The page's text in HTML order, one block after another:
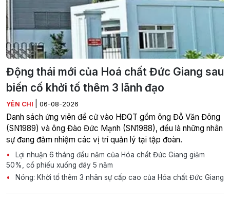
Động thái mới của Hoá chất Đức Giang sau
biến cố khởi tố thêm 3 lãnh đạo
YÊN CHI 06-08-2026
Danh sách ứng viên đề cử vào HĐQT gồm ông Đỗ Văn Đông
(SN1989) và ông Đào Đức Mạnh (SN1988), đều là những nhân
sự đang đảm nhiệm các vị trí quản lý tại tập đoàn.
Lợi nhuận 6 tháng đầu năm của Hóa chất Đức Giang giảm
50%, cổ phiếu xuống đáy 5 năm
Nóng: Khởi tố thêm 3 nhân sự cấp cao của Hóa chất Đức Giang